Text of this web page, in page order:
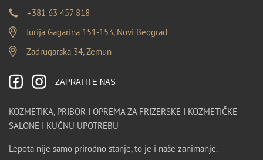
+381 63 457 818
Jurija Gagarina 151-153, Novi Beograd
Zadrugarska 34, Zemun
ZAPRATITE NAS
KOZMETIKA, PRIBOR I OPREMA ZA FRIZERSKE I KOZMETIČKE
SALONE I KUĆNU UPOTREBU
Lepota nije samo prirodno stanje, to je i naše zanimanje.